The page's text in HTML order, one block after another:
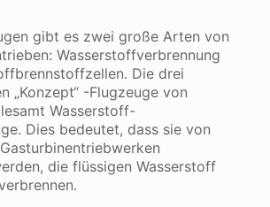
gibt es zwei große Arten von
Wasserstoffverbrennung
Die drei
„Konzept“ -Flugzeuge von
Wasserstoff-
Dies bedeutet, dass sie von
die flüssigen Wasserstoff